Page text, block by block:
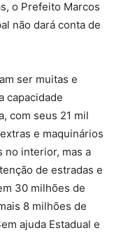
o Prefeito Marcos
não dará conta de
ser muitas e
capacidade
com seus 21 mil
e maquinários
no interior, mas a
de estradas e
30 milhões de
8 milhões de
ajuda Estadual e